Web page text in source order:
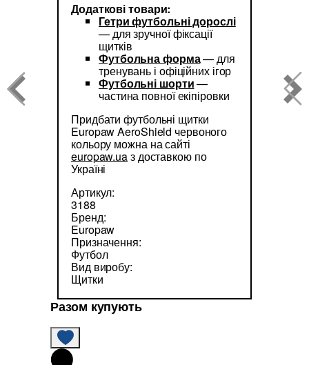
Додаткові товари:
Гетри футбольні дорослі
— для зручної фіксації
щитків
Футбольна форма— для
тренувань і офіційних ігор
Футбольні шорти—
частина повної екіпіровки
Придбати футбольні щитки
Europaw AeroShield червоного
кольору можна на сайті
europaw.uaз доставкою по
Україні
Артикул:
3188
Бренд:
Europaw
Призначення:
Футбол
Вид виробу:
Щитки
Разом купують